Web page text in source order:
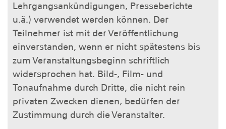
Lehrgangsankündigungen, Presseberichte
u.ä.) verwendet werden können. Der
Teilnehmer ist mit der Veröffentlichung
einverstanden, wenn er nicht spätestens bis
zum Veranstaltungsbeginn schriftlich
widersprochen hat. Bild-, Film- und
Tonaufnahme durch Dritte, die nicht rein
privaten Zwecken dienen, bedürfen der
Zustimmung durch die Veranstalter.